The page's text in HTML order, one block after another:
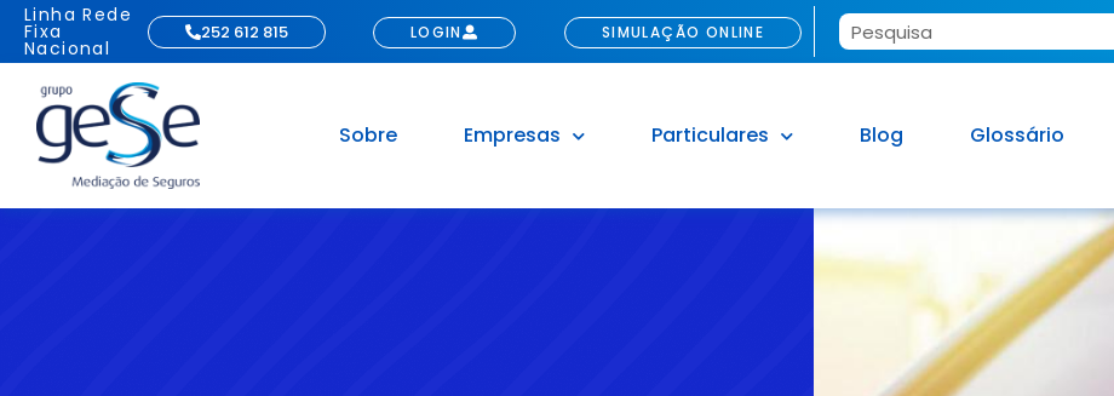
Linha Rede
Fixa
Nacional
252 612 815 LOGIN SIMULAÇÃO ONLINE
Sobre Empresas Particulares Blog Glossário